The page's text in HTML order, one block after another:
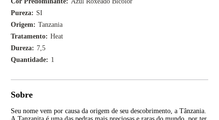
Pureza
SI
Origem
Tanzania
Tratamento
Heat
Dureza
7,5
Quantidade
1
Sobre
Seu nome vem por causa da origem de seu descobrimento, a Tânzania.